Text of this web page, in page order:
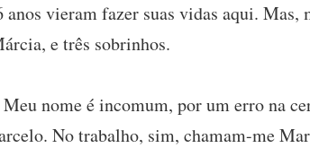
anos vieram fazer suas vidas aqui.
e três sobrinhos.
Meu nome é incomum, por um erro na
No trabalho, sim, chamam-me